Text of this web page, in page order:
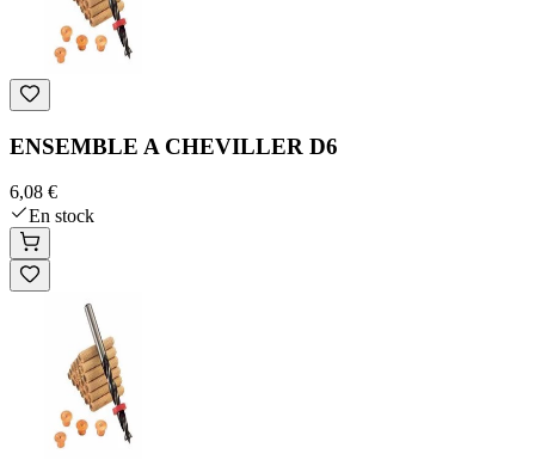
ENSEMBLE A CHEVILLER D6
6,08 €
En stock